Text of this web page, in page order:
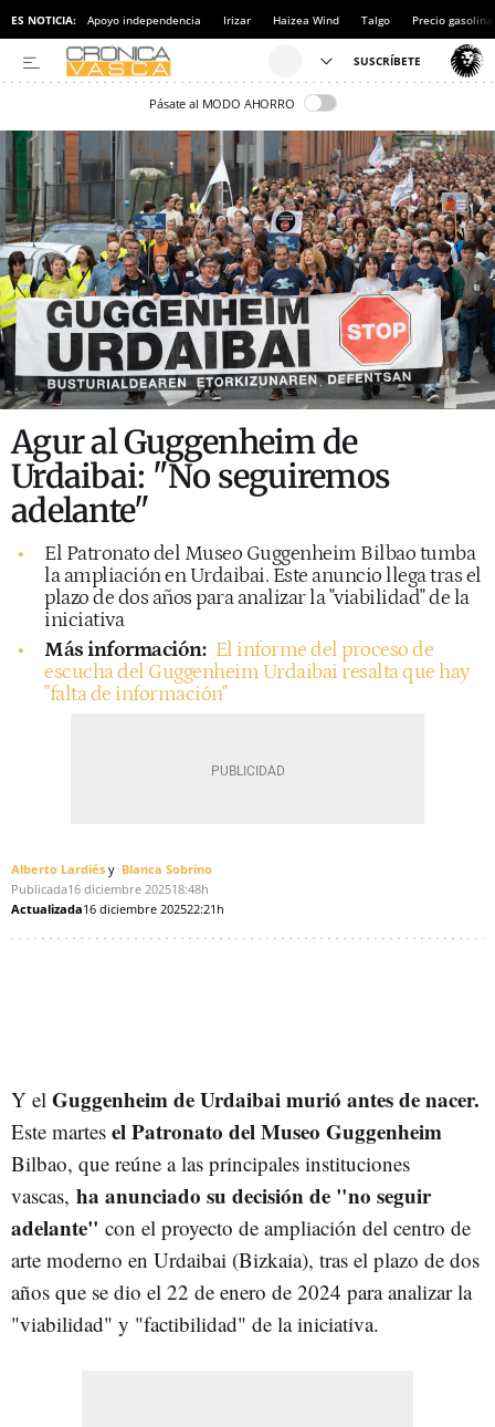
ES NOTICIA: Apoyo independencia Irizar Haizea Wind Talgo Precio gasolina
Pásate al MODO AHORRO
Agur al Guggenheim de
Urdaibai: "No seguiremos
adelante"
El Patronato del Museo Guggenheim Bilbao tumba
la ampliación en Urdaibai. Este anuncio llega tras el
plazo de dos años para analizar la "viabilidad" de la
iniciativa
Más información: El informe del proceso de
escucha del Guggenheim Urdaibai resalta que hay
"falta de información"
Alberto Lardiés
Blanca Sobrino
Publicada16 diciembre 202518:48h
Actualizada16 diciembre 202522:21h
Y el Guggenheim de Urdaibai murió antes de nacer.
Este martes el Patronato del Museo Guggenheim
Bilbao, que reúne a las principales instituciones
vascas, ha anunciado su decisión de "no seguir
adelante" con el proyecto de ampliación del centro de
arte moderno en Urdaibai (Bizkaia), tras el plazo de dos
años que se dio el 22 de enero de 2024 para analizar la
"viabilidad" y "factibilidad" de la iniciativa.